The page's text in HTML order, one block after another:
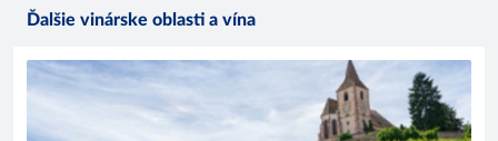
Ďalšie vinárske oblasti a vína